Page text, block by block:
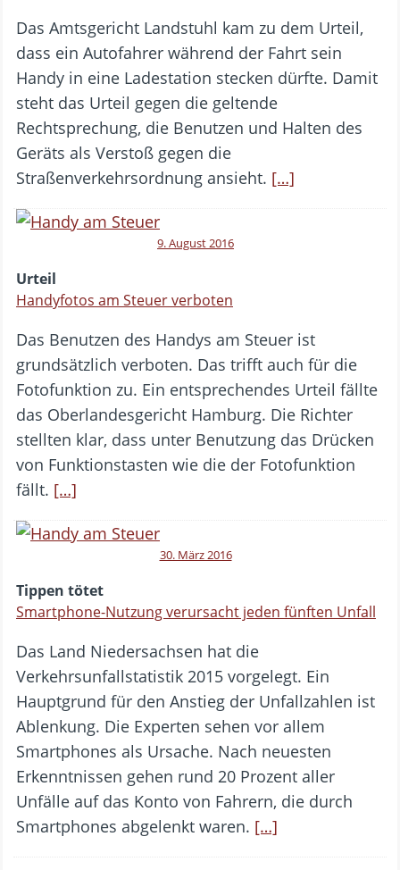
Das Amtsgericht Landstuhl kam zu dem Urteil,
dass ein Autofahrer während der Fahrt sein
Handy in eine Ladestation stecken dürfte. Damit
steht das Urteil gegen die geltende
Rechtsprechung, die Benutzen und Halten des
Geräts als Verstoß gegen die
Straßenverkehrsordnung ansieht. […]
9. August 2016
Urteil
Handyfotos am Steuer verboten
Das Benutzen des Handys am Steuer ist
grundsätzlich verboten. Das trifft auch für die
Fotofunktion zu. Ein entsprechendes Urteil fällte
das Oberlandesgericht Hamburg. Die Richter
stellten klar, dass unter Benutzung das Drücken
von Funktionstasten wie die der Fotofunktion
fällt. […]
30. März 2016
Tippen tötet
Smartphone-Nutzung verursacht jeden fünften Unfall
Das Land Niedersachsen hat die
Verkehrsunfallstatistik 2015 vorgelegt. Ein
Hauptgrund für den Anstieg der Unfallzahlen ist
Ablenkung. Die Experten sehen vor allem
Smartphones als Ursache. Nach neuesten
Erkenntnissen gehen rund 20 Prozent aller
Unfälle auf das Konto von Fahrern, die durch
Smartphones abgelenkt waren. […]